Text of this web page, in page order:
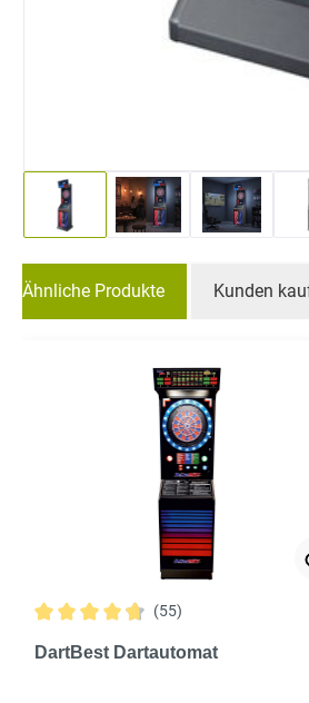
Ähnliche Produkte Kunden
Durchschnittliche Bewertung von
(55)
DartBest Dartautomat